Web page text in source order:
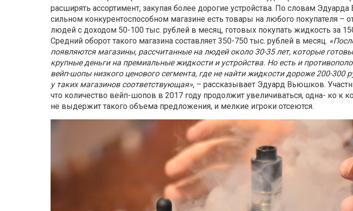
расширять ассортимент, закупая более дорогие устройства. По словам
сильном конкурентоспособном магазине есть товары на любого покупателя –
людей с доходом 50-100 тыс. рублей в месяц, готовых покупать жидкость за
Средний оборот такого магазина составляет 350-750 тыс. рублей в месяц.
появляются магазины, рассчитанные на людей около 30-35 лет, которые
крупные деньги на премиальные жидкости и устройства. Но есть и
вейп-шопы низкого ценового сегмента, где не найти жидкости дороже 200-300
у таких магазинов соответствующая», – рассказывает Эдуард Вьюшков.
что количество вейп-шопов в 2017 году продолжит увеличиваться, одна- ко к
не выдержит такого объема предложения, и мелкие игроки отсеются.